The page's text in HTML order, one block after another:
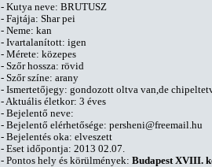
- Kutya neve: BRUTUSZ
- Fajtája: Shar pei
- Neme: kan
- Ivartalanított: igen
- Mérete: közepes
- Szőr hossza: rövid
- Szőr színe: arany
- Ismertetőjegy: gondozott oltva van,de
- Aktuális életkor: 3 éves
- Bejelentő neve:
- Bejelentő elérhetősége: persheni@freemail.hu
- Bejelentés oka: elveszett
- Eset időpontja: 2013 02.07.
- Pontos hely és körülmények: Budapest XVIII.